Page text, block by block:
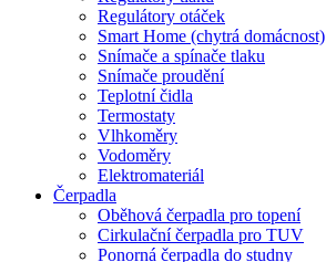
Regulátory otáček
Smart Home (chytrá domácnost)
Snímače a spínače tlaku
Snímače proudění
Teplotní čidla
Termostaty
Vlhkoměry
Vodoměry
Elektromateriál
Čerpadla
Oběhová čerpadla pro topení
Cirkulační čerpadla pro TUV
Ponorná čerpadla do studny